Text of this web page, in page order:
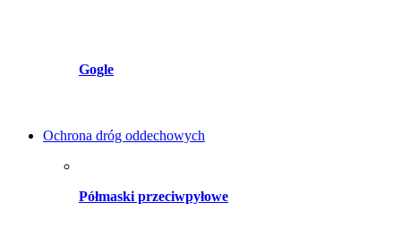
Gogle
Ochrona dróg oddechowych
Półmaski przeciwpyłowe